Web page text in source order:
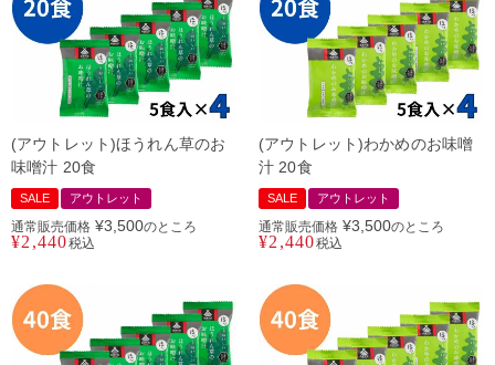
(アウトレット)ほうれん草のお
味噌汁 20食
SALE アウトレット
通常販売価格 ¥3,500のところ
¥2,440税込
(アウトレット)わかめのお味噌
汁 20食
SALE アウトレット
通常販売価格 ¥3,500のところ
¥2,440税込